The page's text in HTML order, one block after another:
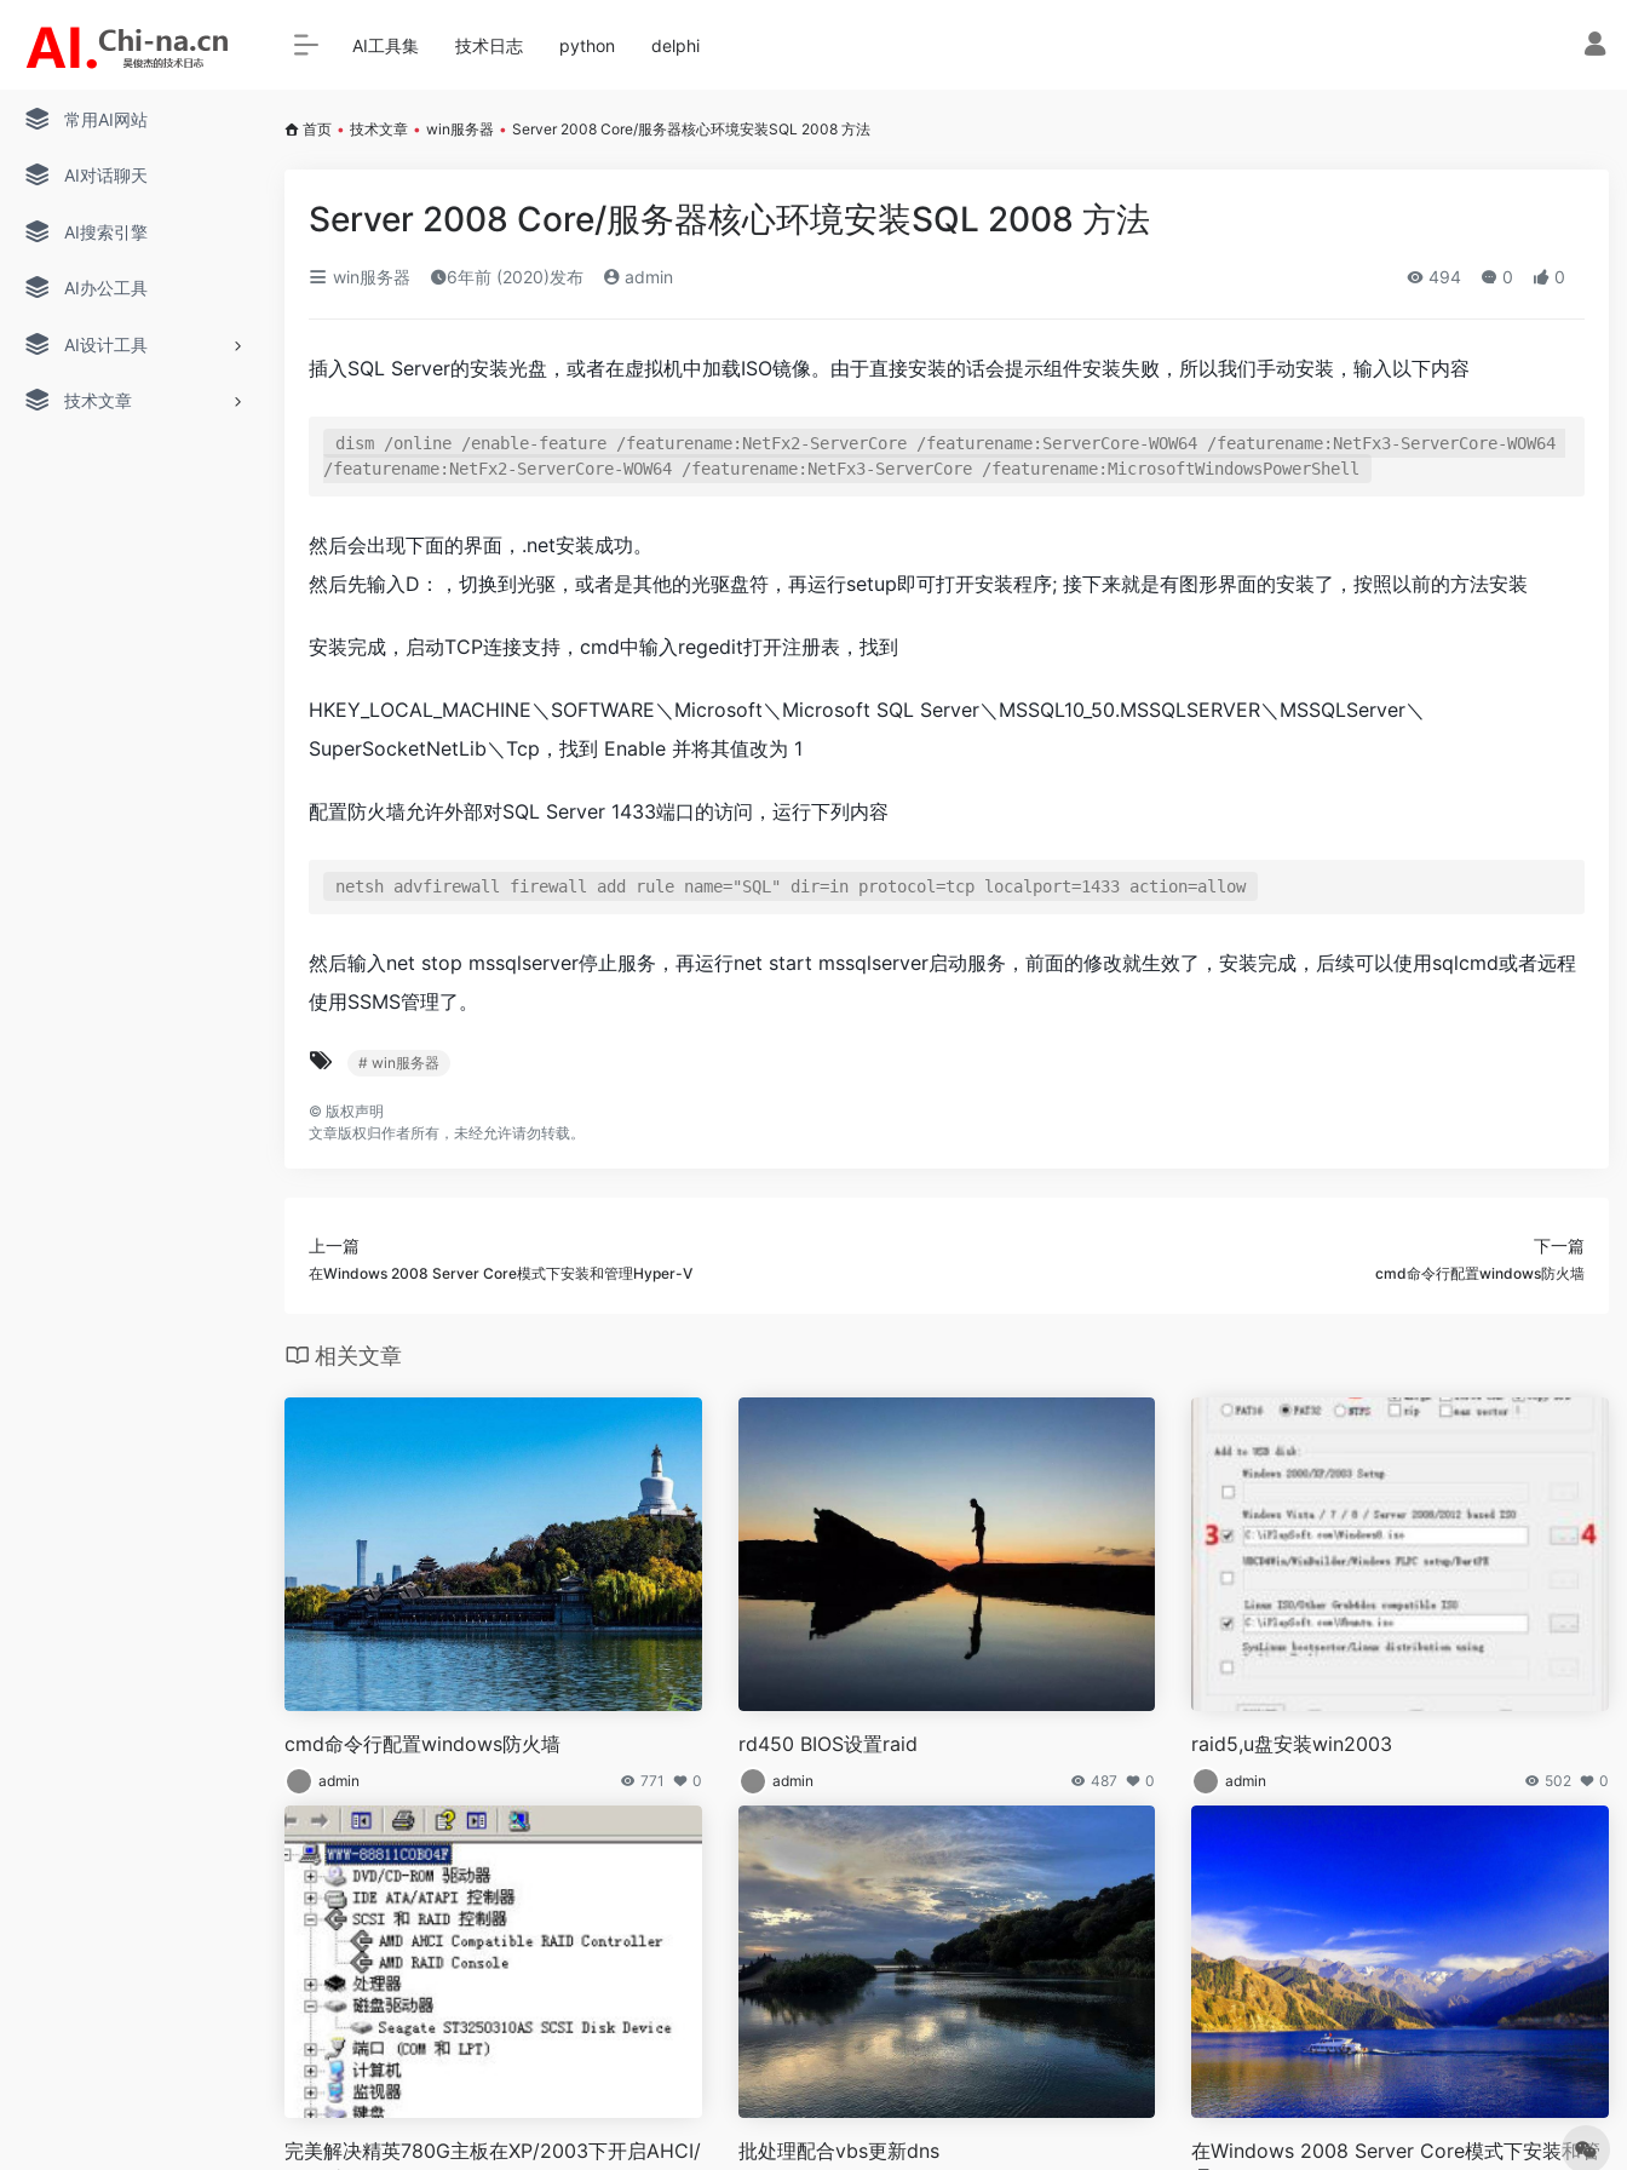
常用AI网站
AI对话聊天
AI搜索引擎
AI办公工具
AI设计工具
技术文章
AI工具集 技术日志 python delphi
首页 • 技术文章 • win服务器 • Server 2008 Core/服务器核心环境安装SQL 2008 方法
Server 2008 Core/服务器核心环境安装SQL 2008 方法
win服务器 6年前 (2020)发布 admin 494 0 0
插入SQL Server的安装光盘，或者在虚拟机中加载ISO镜像。由于直接安装的话会提示组件安装失败，所以我们手动安装，输入以下内容
dism /online /enable-feature /featurename:NetFx2-ServerCore /featurename:ServerCore-WOW64 /featurename:NetFx3-ServerCore-WOW64
/featurename:NetFx2-ServerCore-WOW64 /featurename:NetFx3-ServerCore /featurename:MicrosoftWindowsPowerShell
然后会出现下面的界面，.net安装成功。
然后先输入D：，切换到光驱，或者是其他的光驱盘符，再运行setup即可打开安装程序; 接下来就是有图形界面的安装了，按照以前的方法安装
安装完成，启动TCP连接支持，cmd中输入regedit打开注册表，找到
HKEY_LOCAL_MACHINE＼SOFTWARE＼Microsoft＼Microsoft SQL Server＼MSSQL10_50.MSSQLSERVER＼MSSQLServer＼
SuperSocketNetLib＼Tcp，找到 Enable 并将其值改为 1
配置防火墙允许外部对SQL Server 1433端口的访问，运行下列内容
netsh advfirewall firewall add rule name="SQL" dir=in protocol=tcp localport=1433 action=allow
然后输入net stop mssqlserver停止服务，再运行net start mssqlserver启动服务，前面的修改就生效了，安装完成，后续可以使用sqlcmd或者远程
使用SSMS管理了。
# win服务器
© 版权声明
文章版权归作者所有，未经允许请勿转载。
上一篇
在Windows 2008 Server Core模式下安装和管理Hyper-V
下一篇
cmd命令行配置windows防火墙
相关文章
cmd命令行配置windows防火墙
admin 771 0
rd450 BIOS设置raid
admin 487 0
raid5,u盘安装win2003
admin 502 0
完美解决精英780G主板在XP/2003下开启AHCI/
批处理配合vbs更新dns
在Windows 2008 Server Core模式下安装和管